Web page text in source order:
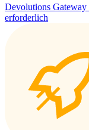
Devolutions Gateway
erforderlich